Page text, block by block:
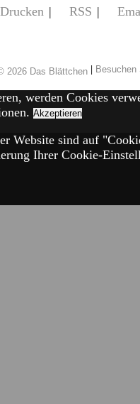
Drucken | RSS |
|
werden Cookies
Akzeptieren
Website sind auf
Ihrer Cookie-